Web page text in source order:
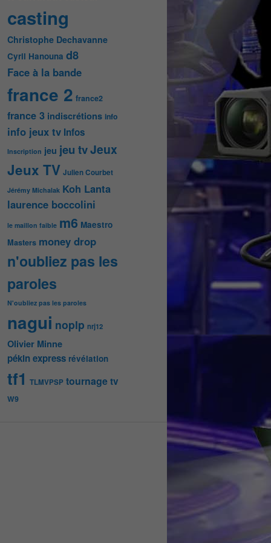
casting
Christophe Dechavanne
Cyril Hanouna d8
Face à la bande
france 2 france2
france 3 indiscrétions info
info jeux tv Infos
Inscription jeu jeu tvJeux
Jeux TV Julien Courbet
Jérémy Michalak Koh Lanta
laurence boccolini
le maillon faible m6 Maestro
Masters money drop
n'oubliez pas les
paroles
N'oubliez pas les paroles
nagui noplp nrj12
Olivier Minne
pékin express révélation
tf1 TLMVPSP tournagetv
W9